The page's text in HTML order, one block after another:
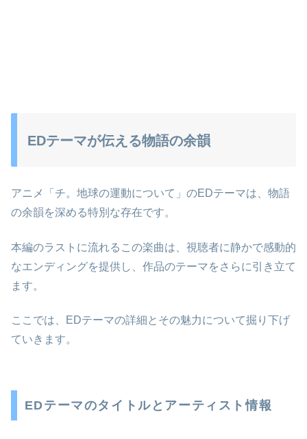
EDテーマが伝える物語の余韻
アニメ「チ。地球の運動について」のEDテーマは、物語
の余韻を深める特別な存在です。
本編のラストに流れるこの楽曲は、視聴者に静かで感動的
なエンディングを提供し、作品のテーマをさらに引き立て
ます。
ここでは、EDテーマの詳細とその魅力について掘り下げ
ていきます。
EDテーマのタイトルとアーティスト情報